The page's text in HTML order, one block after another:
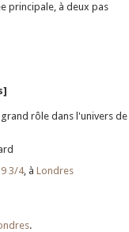
principale, à deux pas
rôle dans l'univers de
3/4, à Londres
.